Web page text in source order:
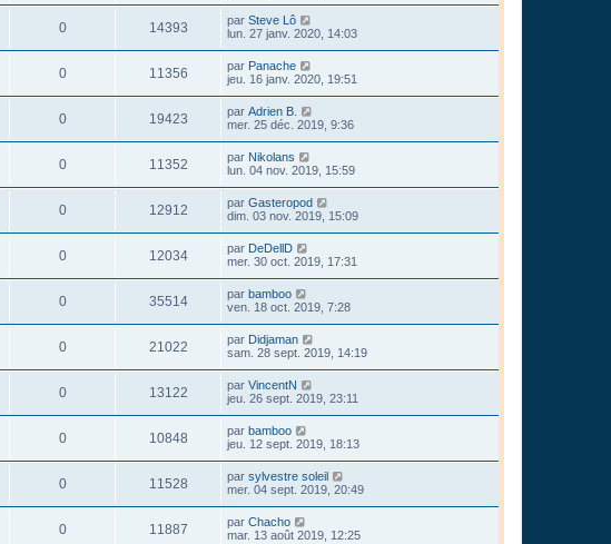
0 14393 par Steve Lô
lun. 27 janv. 2020, 14:03
0 11356 par Panache
jeu. 16 janv. 2020, 19:51
0 19423 par Adrien B.
mer. 25 déc. 2019, 9:36
0 11352 par Nikolans
lun. 04 nov. 2019, 15:59
0 12912 par Gasteropod
dim. 03 nov. 2019, 15:09
0 12034 par DeDellD
mer. 30 oct. 2019, 17:31
0 35514 par bamboo
ven. 18 oct. 2019, 7:28
0 21022 par Didjaman
sam. 28 sept. 2019, 14:19
0 13122 par VincentN
jeu. 26 sept. 2019, 23:11
0 10848 par bamboo
jeu. 12 sept. 2019, 18:13
0 11528 par sylvestre soleil
mer. 04 sept. 2019, 20:49
0 11887 par Chacho
mar. 13 août 2019, 12:25